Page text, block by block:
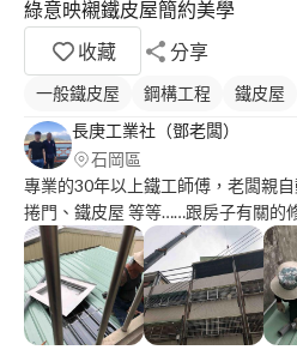
綠意映襯鐵皮屋簡約美學
收藏
分享
一般鐵皮屋 鋼構工程 鐵皮屋
長庚工業社（鄧老闆）
石岡區
專業的30年以上鐵工師傅，老闆親
捲門、鐵皮屋 等等……跟房子有關的
求可以來電諮詢